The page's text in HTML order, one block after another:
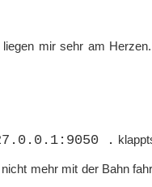
mir sehr am Herzen.
.
mehr mit der Bahn